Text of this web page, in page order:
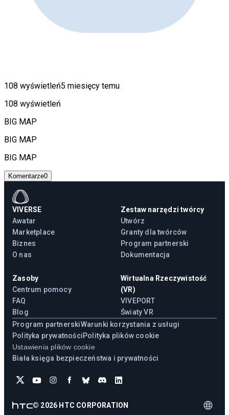
108 wyświetleń5 miesięcy temu
108 wyświetleń
BIG MAP
BIG MAP
BIG MAP
Komentarze0
VIVERSE
Awatar
Marketplace
Biznes
O nas
Zestaw narzędzi twórcy
Utwórz
Granty dla twórców
Program partnerski
Dokumentacja
Zasoby
Centrum pomocy
FAQ
Blog
Wirtualna Rzeczywistość
(VR)
VIVEPORT
Światy VR
Program partnerskiWarunki korzystania z usługi
Polityka prywatnościPolityka plików cookie
Ustawienia plików cookie
Biała księga bezpieczeństwa i prywatności
© 2026 HTC CORPORATION